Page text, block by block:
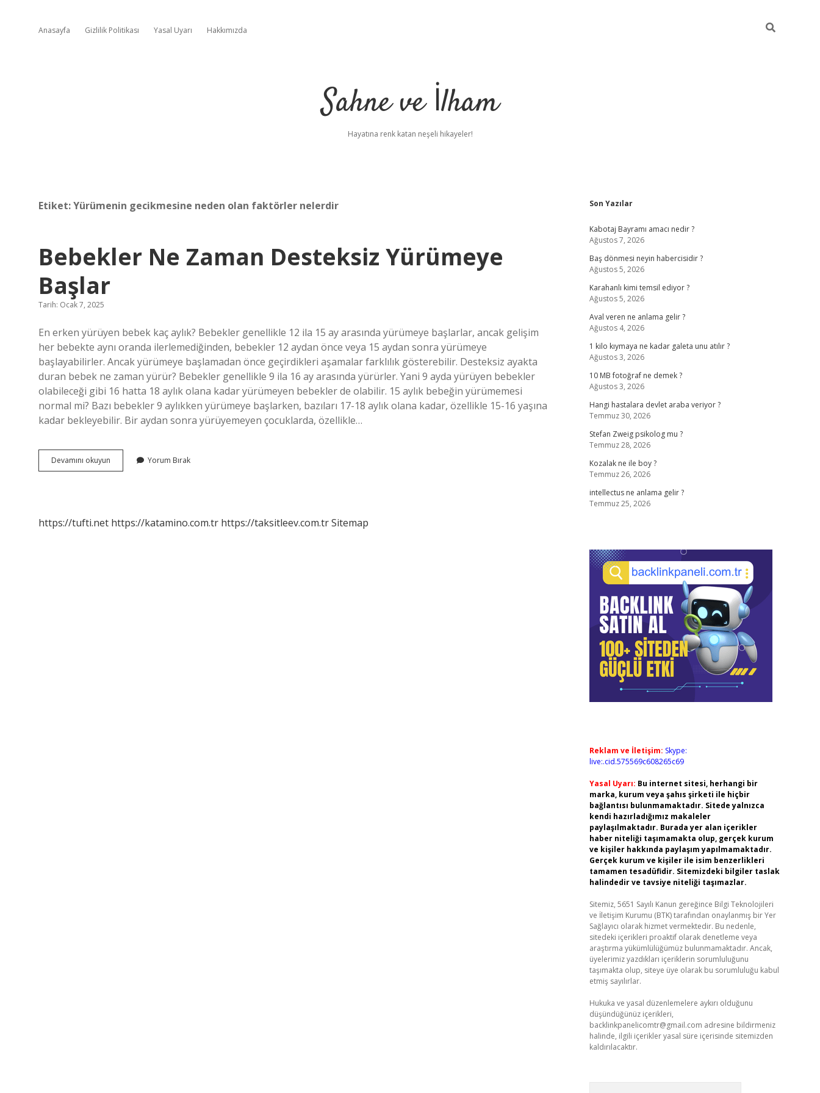
Anasayfa Gizlilik Politikası Yasal Uyarı Hakkımızda
Sahne ve İlham
Hayatına renk katan neşeli hikayeler!
Etiket:Yürümenin gecikmesine neden olan faktörler nelerdir
Bebekler Ne Zaman Desteksiz Yürümeye
Başlar
Tarih: Ocak 7, 2025
En erken yürüyen bebek kaç aylık? Bebekler genellikle 12 ila 15 ay arasında yürümeye başlarlar, ancak gelişim
her bebekte aynı oranda ilerlemediğinden, bebekler 12 aydan önce veya 15 aydan sonra yürümeye
başlayabilirler. Ancak yürümeye başlamadan önce geçirdikleri aşamalar farklılık gösterebilir. Desteksiz ayakta
duran bebek ne zaman yürür? Bebekler genellikle 9 ila 16 ay arasında yürürler. Yani 9 ayda yürüyen bebekler
olabileceği gibi 16 hatta 18 aylık olana kadar yürümeyen bebekler de olabilir. 15 aylık bebeğin yürümemesi
normal mi? Bazı bebekler 9 aylıkken yürümeye başlarken, bazıları 17-18 aylık olana kadar, özellikle 15-16 yaşına
kadar bekleyebilir. Bir aydan sonra yürüyemeyen çocuklarda, özellikle…
Devamını okuyun Bebekler
Ne
Yorum Bırak
https://tufti.net https://katamino.com.tr https://taksitleev.com.trSitemap
Sidebar
Son Yazılar
Kabotaj Bayramı amacı nedir ?
Ağustos 7, 2026
Baş dönmesi neyin habercisidir ?
Ağustos 5, 2026
Karahanlı kimi temsil ediyor ?
Ağustos 5, 2026
Aval veren ne anlama gelir ?
Ağustos 4, 2026
1 kilo kıymaya ne kadar galeta unu atılır ?
Ağustos 3, 2026
10 MB fotoğraf ne demek ?
Ağustos 3, 2026
Hangi hastalara devlet araba veriyor ?
Temmuz 30, 2026
Stefan Zweig psikolog mu ?
Temmuz 28, 2026
Kozalak ne ile boy ?
Temmuz 26, 2026
intellectus ne anlama gelir ?
Temmuz 25, 2026
Reklam ve İletişim: Skype:
live:.cid.575569c608265c69
Yasal Uyarı: Bu internet sitesi, herhangi bir
marka, kurum veya şahıs şirketi ile hiçbir
bağlantısı bulunmamaktadır. Sitede yalnızca
kendi hazırladığımız makaleler
paylaşılmaktadır. Burada yer alan içerikler
haber niteliği taşımamakta olup, gerçek kurum
ve kişiler hakkında paylaşım yapılmamaktadır.
Gerçek kurum ve kişiler ile isim benzerlikleri
tamamen tesadüfidir. Sitemizdeki bilgiler taslak
halindedir ve tavsiye niteliği taşımazlar.
Sitemiz, 5651 Sayılı Kanun gereğince Bilgi Teknolojileri
ve İletişim Kurumu (BTK) tarafından onaylanmış bir Yer
Sağlayıcı olarak hizmet vermektedir. Bu nedenle,
sitedeki içerikleri proaktif olarak denetleme veya
araştırma yükümlülüğümüz bulunmamaktadır. Ancak,
üyelerimiz yazdıkları içeriklerin sorumluluğunu
taşımakta olup, siteye üye olarak bu sorumluluğu kabul
etmiş sayılırlar.
Hukuka ve yasal düzenlemelere aykırı olduğunu
düşündüğünüz içerikleri,
backlinkpanelicomtr@gmail.com adresine bildirmeniz
halinde, ilgili içerikler yasal süre içerisinde sitemizden
kaldırılacaktır.
ilbet